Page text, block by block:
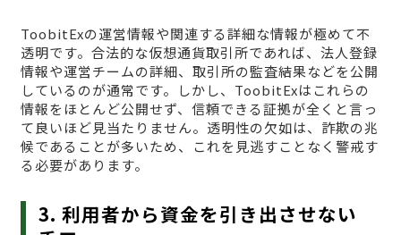
ToobitExの運営情報や関連する詳細な情報が極めて不
透明です。合法的な仮想通貨取引所であれば、法人登録
情報や運営チームの詳細、取引所の監査結果などを公開
しているのが通常です。しかし、ToobitExはこれらの
情報をほとんど公開せず、信頼できる証拠が全くと言っ
て良いほど見当たりません。透明性の欠如は、詐欺の兆
候であることが多いため、これを見逃すことなく警戒す
る必要があります。
3. 利用者から資金を引き出させない